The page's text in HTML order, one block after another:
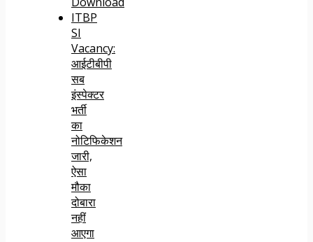
ITBP
SI
Vacancy:
आईटीबीपी
सब
इंस्पेक्टर
भर्ती
का
नोटिफिकेशन
जारी,
ऐसा
मौका
दोबारा
नहीं
आएगा